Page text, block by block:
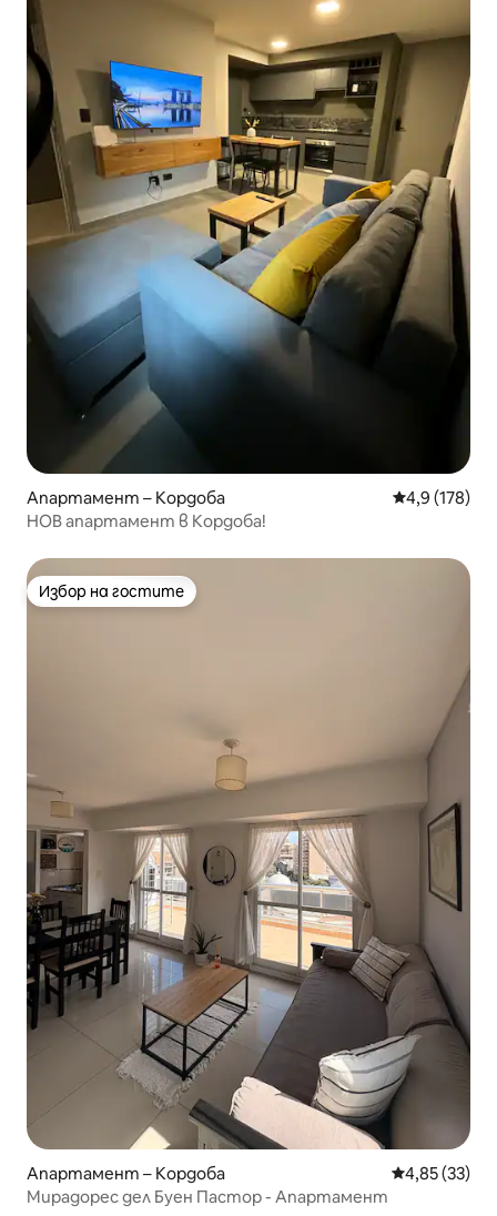
Апартамент – Кордоба Средна
4,9 (178)
НОВ апартамент в Кордоба!
Избор на гостите
Избор на гостите
Апартамент – Кордоба Средна
4,85 (33)
Мирaдорес дел Буен Пастор - Апартамент